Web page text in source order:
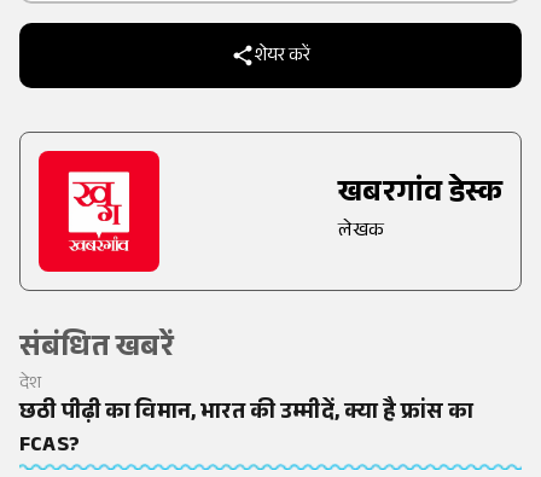
शेयर करें
खबरगांव डेस्क
लेखक
संबंधित खबरें
देश
छठी पीढ़ी का विमान, भारत की उम्मीदें, क्या है फ्रांस का
FCAS?